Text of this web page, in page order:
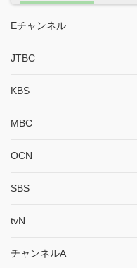
Eチャンネル
JTBC
KBS
MBC
OCN
SBS
tvN
チャンネルA